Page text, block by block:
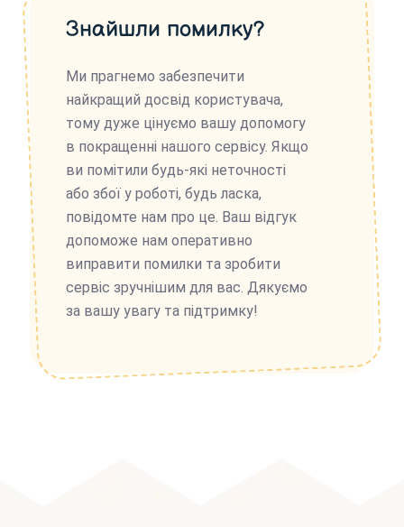
Знайшли помилку?
Ми прагнемо забезпечити
найкращий досвід користувача,
тому дуже цінуємо вашу допомогу
в покращенні нашого сервісу. Якщо
ви помітили будь-які неточності
або збої у роботі, будь ласка,
повідомте нам про це. Ваш відгук
допоможе нам оперативно
виправити помилки та зробити
сервіс зручнішим для вас. Дякуємо
за вашу увагу та підтримку!